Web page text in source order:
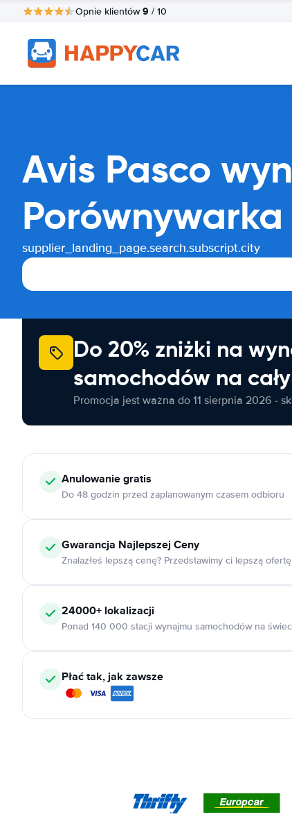
Opnie klientów9 / 10
Avis Pasco
supplier_landing_page.search.subscript.city
Do 20% zniżki na
samochodów na
Promocja jest ważna do 11 sierpnia 2026 -
Anulowaniegratis
Do 48 godzin przed zaplanowanym czasem odbioru
Gwarancja Najlepszej Ceny
Znalazłeś lepszą cenę? Przedstawimy ci lepszą
24000+ lokalizacji
Ponad 140 000 stacji wynajmu samochodów na
Płać tak, jak zawsze